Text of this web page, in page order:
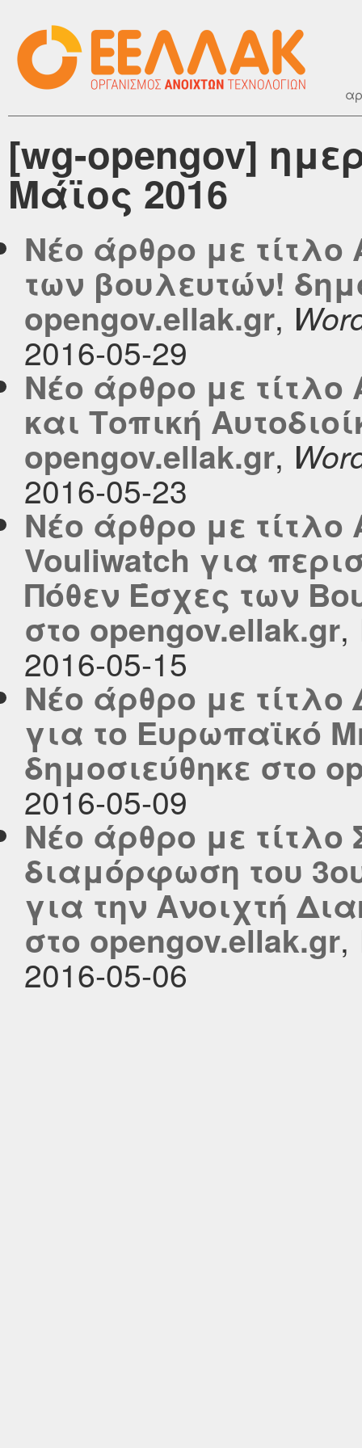
[wg-opengov]
Μάϊος 2016
Νέο άρθρο με
των βουλευτών!
opengov.ellak.gr,
2016-05-29
Νέο άρθρο με τίτλο
και Τοπική
opengov.ellak.gr,
2016-05-23
Νέο άρθρο με
Vouliwatch για
Πόθεν Έσχες των
στο opengov.ellak.gr,
2016-05-15
Νέο άρθρο με
για το Ευρωπαϊκό
δημοσιεύθηκε στο
2016-05-09
Νέο άρθρο με τίτλο
διαμόρφωση του
για την Ανοιχτή
στο opengov.ellak.gr,
2016-05-06